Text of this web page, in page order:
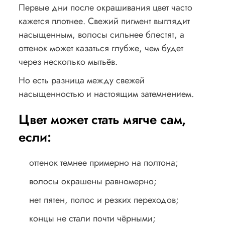
Первые дни после окрашивания цвет часто
кажется плотнее. Свежий пигмент выглядит
насыщенным, волосы сильнее блестят, а
оттенок может казаться глубже, чем будет
через несколько мытьёв.
Но есть разница между свежей
насыщенностью и настоящим затемнением.
Цвет может стать мягче сам,
если:
оттенок темнее примерно на полтона;
волосы окрашены равномерно;
нет пятен, полос и резких переходов;
концы не стали почти чёрными;